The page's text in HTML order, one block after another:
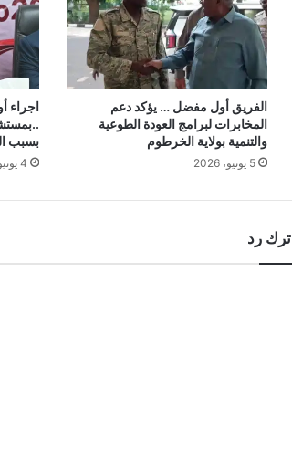
الفريق أول مفضل … يؤكد دعم
المخابرات لبرامج العودة الطوعية
والتنمية بولاية الخرطوم
5 يونيو، 2026
اجراء
بسبب
4 يونيو، 2026
اترك رد